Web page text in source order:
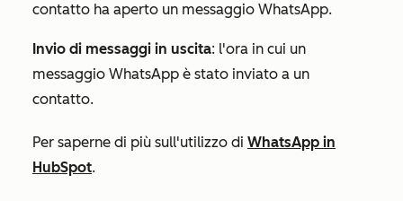
contatto ha aperto un messaggio WhatsApp.
Invio di messaggi in uscita: l'ora in cui un
messaggio WhatsApp è stato inviato a un
contatto.
Per saperne di più sull'utilizzo di WhatsApp in
HubSpot.